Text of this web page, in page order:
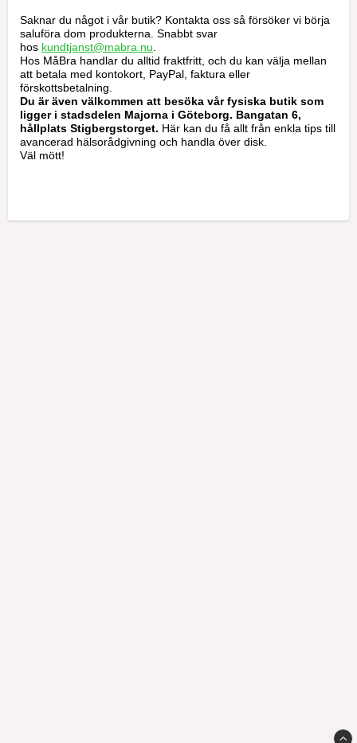
Saknar du något i vår butik? Kontakta oss så försöker vi börja
saluföra dom produkterna. Snabbt svar
hos kundtjanst@mabra.nu
Hos MåBra handlar du alltid fraktfritt, och du kan välja mellan
att betala med kontokort, PayPal, faktura eller
förskottsbetalning.
Du är även välkommen att besöka vår fysiska butik som
ligger i stadsdelen Majorna i Göteborg. Bangatan 6,
hållplats Stigbergstorget. Här kan du få allt från enkla tips till
avancerad hälsorådgivning och handla över disk.
Väl mött!